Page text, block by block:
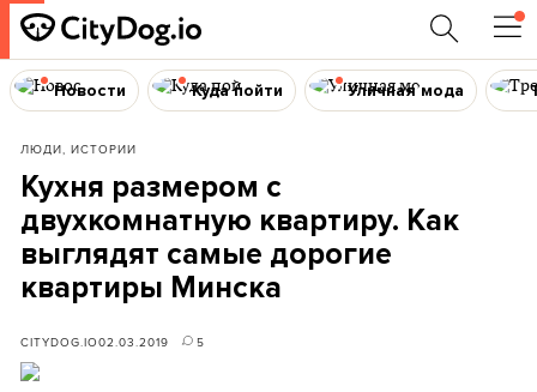
Новости Куда пойти Уличная мода
ЛЮДИ, ИСТОРИИ
Кухня размером с
двухкомнатную квартиру. Как
выглядят самые дорогие
квартиры Минска
CITYDOG.IO02.03.2019 5